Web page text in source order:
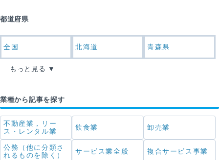
都道府県
全国 北海道 青森県
もっと見る
業種から記事を探す
不動産業，リー
ス・レンタル業
飲食業 卸売業
公務（他に分類さ
れるものを除く）
サービス業全般 複合サービス事業